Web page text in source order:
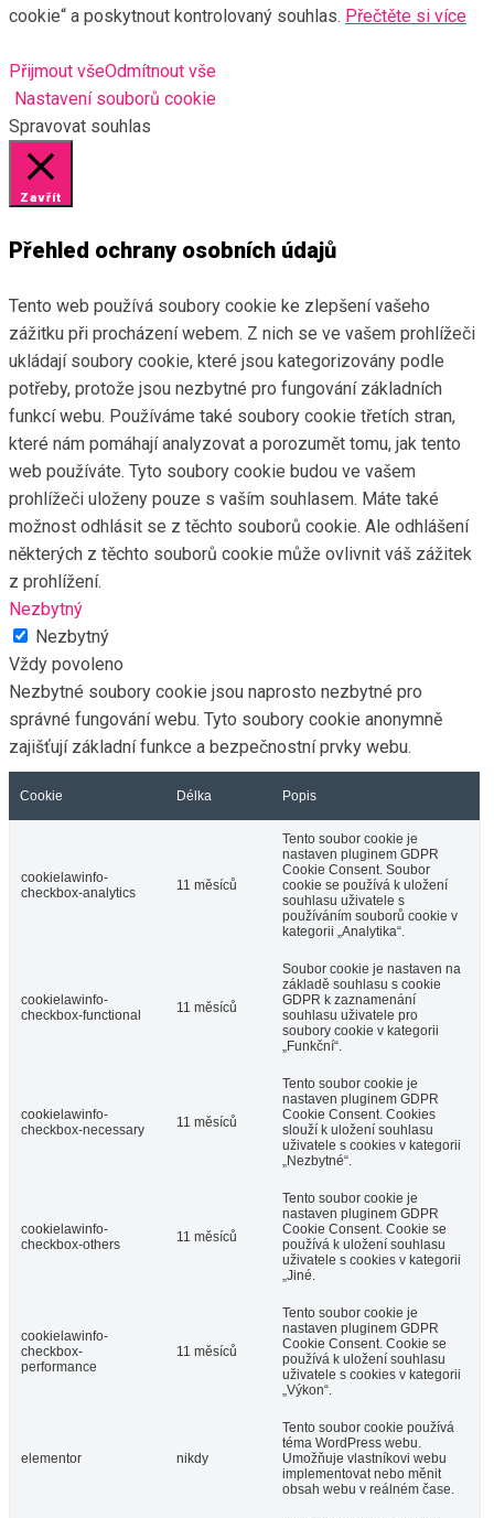
cookie“ a poskytnout kontrolovaný souhlas. Přečtěte si více
Přijmout všeOdmítnout vše
Nastavení souborů cookie
Spravovat souhlas
Zavřít
Přehled ochrany osobních údajů
Tento web používá soubory cookie ke zlepšení vašeho
zážitku při procházení webem. Z nich se ve vašem prohlížeči
ukládají soubory cookie, které jsou kategorizovány podle
potřeby, protože jsou nezbytné pro fungování základních
funkcí webu. Používáme také soubory cookie třetích stran,
které nám pomáhají analyzovat a porozumět tomu, jak tento
web používáte. Tyto soubory cookie budou ve vašem
prohlížeči uloženy pouze s vaším souhlasem. Máte také
možnost odhlásit se z těchto souborů cookie. Ale odhlášení
některých z těchto souborů cookie může ovlivnit váš zážitek
z prohlížení.
Nezbytný
Nezbytný
Vždy povoleno
Nezbytné soubory cookie jsou naprosto nezbytné pro
správné fungování webu. Tyto soubory cookie anonymně
zajišťují základní funkce a bezpečnostní prvky webu.
Cookie Délka Popis
cookielawinfo-
checkbox-analytics
11 měsíců
Tento soubor cookie je
nastaven pluginem GDPR
Cookie Consent. Soubor
cookie se používá k uložení
souhlasu uživatele s
používáním souborů cookie v
kategorii „Analytika“.
cookielawinfo-
checkbox-functional
11 měsíců
Soubor cookie je nastaven na
základě souhlasu s cookie
GDPR k zaznamenání
souhlasu uživatele pro
soubory cookie v kategorii
„Funkční“.
cookielawinfo-
checkbox-necessary
11 měsíců
Tento soubor cookie je
nastaven pluginem GDPR
Cookie Consent. Cookies
slouží k uložení souhlasu
uživatele s cookies v kategorii
„Nezbytné“.
cookielawinfo-
checkbox-others
11 měsíců
Tento soubor cookie je
nastaven pluginem GDPR
Cookie Consent. Cookie se
používá k uložení souhlasu
uživatele s cookies v kategorii
„Jiné.
cookielawinfo-
checkbox-
performance
11 měsíců
Tento soubor cookie je
nastaven pluginem GDPR
Cookie Consent. Cookie se
používá k uložení souhlasu
uživatele s cookies v kategorii
„Výkon“.
elementor nikdy
Tento soubor cookie používá
téma WordPress webu.
Umožňuje vlastníkovi webu
implementovat nebo měnit
obsah webu v reálném čase.